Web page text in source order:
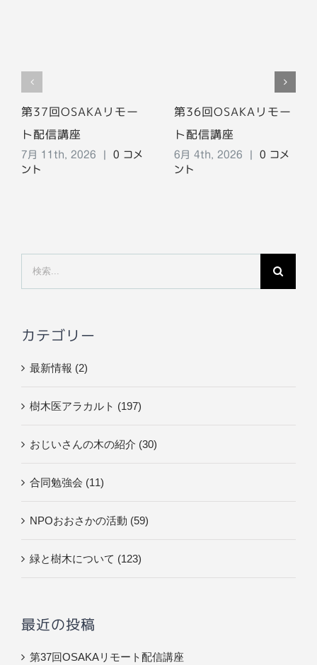
第37回OSAKAリモー
ト配信講座
7月 11th, 2026
0 コメ
ント
第36回OSAKAリモー
ト配信講座
6月 4th, 2026
0 コメ
ント
索
カテゴリー
最新情報 (2)
樹木医アラカルト (197)
おじいさんの木の紹介 (30)
合同勉強会 (11)
NPOおおさかの活動 (59)
緑と樹木について (123)
最近の投稿
第37回OSAKAリモート配信講座